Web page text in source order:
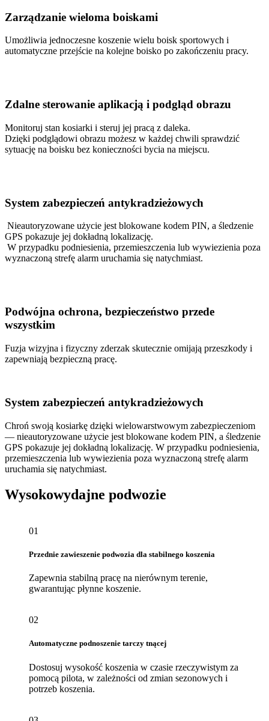
Zarządzanie wieloma boiskami
Umożliwia jednoczesne koszenie wielu boisk sportowych i
automatyczne przejście na kolejne boisko po zakończeniu pracy.
Zdalne sterowanie aplikacją i podgląd obrazu
Monitoruj stan kosiarki i steruj jej pracą z daleka.
Dzięki podglądowi obrazu możesz w każdej chwili sprawdzić
sytuację na boisku bez konieczności bycia na miejscu.
System zabezpieczeń antykradzieżowych
Nieautoryzowane użycie jest blokowane kodem PIN, a śledzenie
GPS pokazuje jej dokładną lokalizację.
W przypadku podniesienia, przemieszczenia lub wywiezienia poza
wyznaczoną strefę alarm uruchamia się natychmiast.
Podwójna ochrona, bezpieczeństwo przede
wszystkim
Fuzja wizyjna i fizyczny zderzak skutecznie omijają przeszkody i
zapewniają bezpieczną pracę.
System zabezpieczeń antykradzieżowych
Chroń swoją kosiarkę dzięki wielowarstwowym zabezpieczeniom
— nieautoryzowane użycie jest blokowane kodem PIN, a śledzenie
GPS pokazuje jej dokładną lokalizację. W przypadku podniesienia,
przemieszczenia lub wywiezienia poza wyznaczoną strefę alarm
uruchamia się natychmiast.
Wysokowydajne podwozie
01
Przednie zawieszenie podwozia dla stabilnego koszenia
Zapewnia stabilną pracę na nierównym terenie,
gwarantując płynne koszenie.
02
Automatyczne podnoszenie tarczy tnącej
Dostosuj wysokość koszenia w czasie rzeczywistym za
pomocą pilota, w zależności od zmian sezonowych i
potrzeb koszenia.